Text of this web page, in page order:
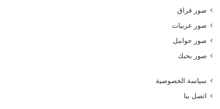
صور فراق
صور عربيات
صور حوامل
صور بحبك
سياسة الخصوصية
اتصل بنا